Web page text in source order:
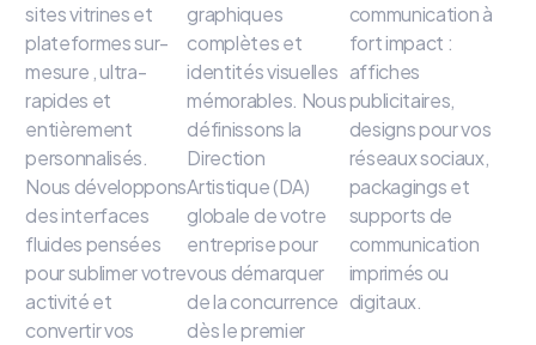
sites vitrines et
plateformes sur-
mesure , ultra-
rapides et
entièrement
personnalisés.
Nous développons
des interfaces
fluidespensées
pour sublimer votre
activité et
convertir vos
graphiques
complètes et
identités visuelles
mémorables. Nous
définissons la
Direction
Artistique (DA)
globale de votre
entreprisepour
vous démarquer
de la concurrence
dès le premier
communication à
fort impact :
affiches
publicitaires,
designs pour vos
réseaux sociaux,
packagings et
supports de
communication
imprimés ou
digitaux.